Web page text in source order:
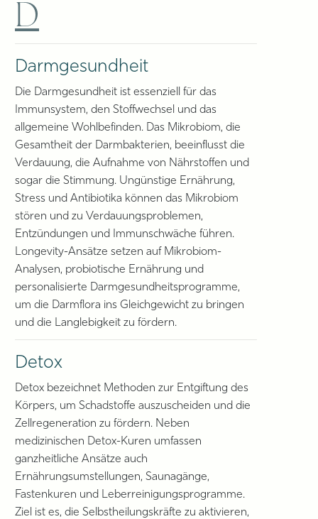
D
Darmgesundheit
Die Darmgesundheit ist essenziell für das
Immunsystem, den Stoffwechsel und das
allgemeine Wohlbefinden. Das Mikrobiom, die
Gesamtheit der Darmbakterien, beeinflusst die
Verdauung, die Aufnahme von Nährstoffen und
sogar die Stimmung. Ungünstige Ernährung,
Stress und Antibiotika können das Mikrobiom
stören und zu Verdauungsproblemen,
Entzündungen und Immunschwäche führen.
Longevity-Ansätze setzen auf Mikrobiom-
Analysen, probiotische Ernährung und
personalisierte Darmgesundheitsprogramme,
um die Darmflora ins Gleichgewicht zu bringen
und die Langlebigkeit zu fördern.
Detox
Detox bezeichnet Methoden zur Entgiftung des
Körpers, um Schadstoffe auszuscheiden und die
Zellregeneration zu fördern. Neben
medizinischen Detox-Kuren umfassen
ganzheitliche Ansätze auch
Ernährungsumstellungen, Saunagänge,
Fastenkuren und Leberreinigungsprogramme.
Ziel ist es, die Selbstheilungskräfte zu aktivieren,